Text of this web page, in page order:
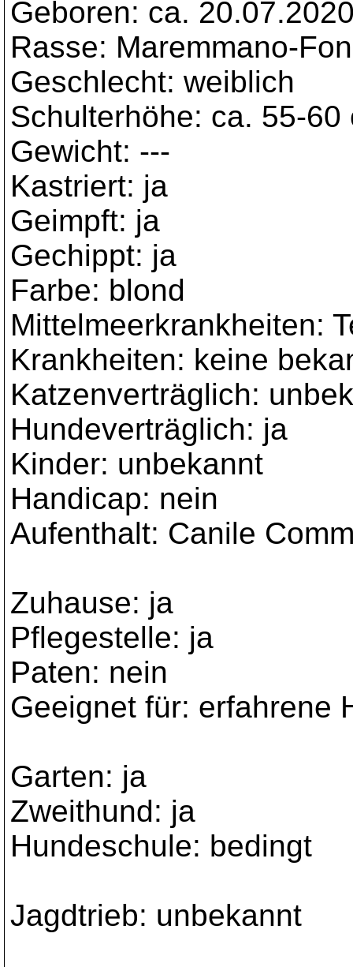
Geboren: ca.
Rasse: Maremmano-
Geschlecht: weiblich
Schulterhöhe: ca. 55-60
Gewicht: ---
Kastriert: ja
Geimpft: ja
Gechippt: ja
Farbe: blond
Mittelmeerkrankheiten:
Krankheiten: keine
Katzenverträglich:
Hundeverträglich: ja
Kinder: unbekannt
Handicap: nein
Aufenthalt: Canile
Zuhause: ja
Pflegestelle: ja
Paten: nein
Geeignet für: erfahrene
Garten: ja
Zweithund: ja
Hundeschule: bedingt
Jagdtrieb: unbekannt